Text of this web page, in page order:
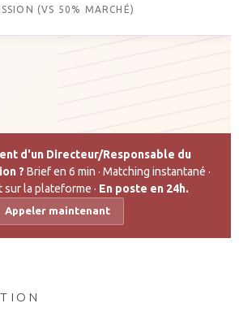
(VS 50% MARCHÉ)
d'un Directeur/Responsable du
? Brief en 6 min · Matching instantané ·
la plateforme · En poste en 24h.
Appeler maintenant